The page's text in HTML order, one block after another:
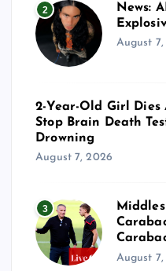
2
News:
August
2-Year-Old Girl
Stop Brain Death
Drowning
August 7, 2026
3
August